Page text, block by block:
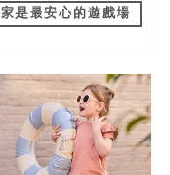
家是最安心的遊戲場